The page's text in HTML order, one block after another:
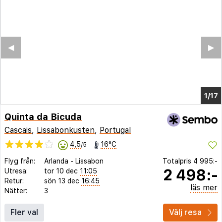
1/9
▶︎
◀︎
Quinta da Bicuda
Cascais, Lissabonkusten, Portugal
4,5/5 16°C
Flyg från: Arlanda - Lissabon
Utresa:
tor 10 dec 11:05
Retur:
sön 13 dec 16:45
Nätter:
3
Totalpris 4 995:-
2 498:-
läs mer
Fler val Välj resa